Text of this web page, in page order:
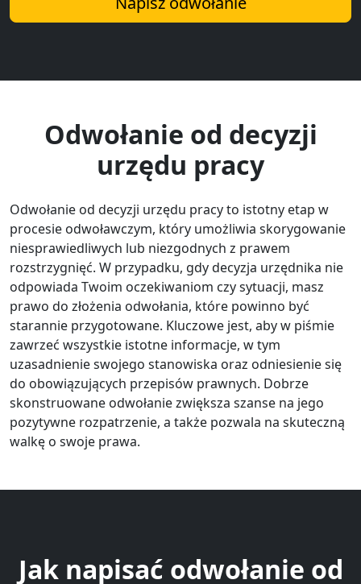
Odwołanie od decyzji
urzędu pracy
Odwołanie od decyzji urzędu pracy to istotny etap w
procesie odwoławczym, który umożliwia skorygowanie
niesprawiedliwych lub niezgodnych z prawem
rozstrzygnięć. W przypadku, gdy decyzja urzędnika nie
odpowiada Twoim oczekiwaniom czy sytuacji, masz
prawo do złożenia odwołania, które powinno być
starannie przygotowane. Kluczowe jest, aby w piśmie
zawrzeć wszystkie istotne informacje, w tym
uzasadnienie swojego stanowiska oraz odniesienie się
do obowiązujących przepisów prawnych. Dobrze
skonstruowane odwołanie zwiększa szanse na jego
pozytywne rozpatrzenie, a także pozwala na skuteczną
walkę o swoje prawa.
Jak napisać odwołanie od